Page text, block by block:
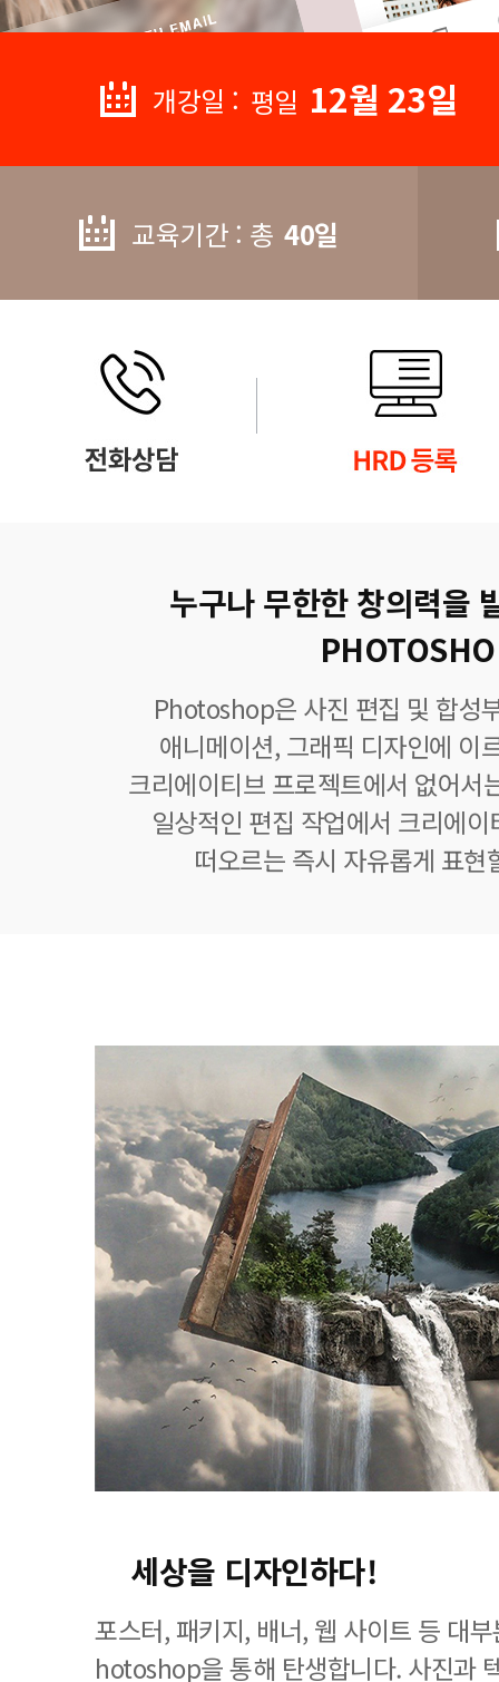
개강일 : 평일 12월 23일
교육기간 : 총 40일
누구나 무한한 창의력을
Photoshop은 사진 편집 및 합성
애니메이션, 그래픽 디자인에 이
크리에이티브 프로젝트에서 없어서
일상적인 편집 작업에서 크리에
떠오르는 즉시 자유롭게 표현
세상을 디자인하다!
포스터, 패키지, 배너, 웹 사이트 등 대
hotoshop을 통해 탄생합니다. 사진과